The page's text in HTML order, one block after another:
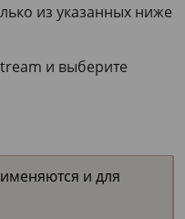
из указанных ниже
и выберите
и для